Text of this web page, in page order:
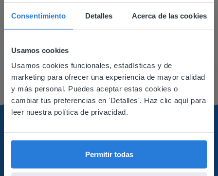
Consentimiento Detalles Acerca de las cookies
Usamos cookies
Usamos cookies funcionales, estadísticas y de
marketing para ofrecer una experiencia de mayor calidad
y más personal. Puedes aceptar estas cookies o
cambiar tus preferencias en 'Detalles'. Haz clic aquí para
leer nuestra política de privacidad.
Permitir todas
Suma y resta hasta 10
usando las familias de
operaciones
Empieza a utilizar Gynzy
This website doesn't match
your location
Based on your location, we think you might
prefer to visit our English website. There you'll
English
Español